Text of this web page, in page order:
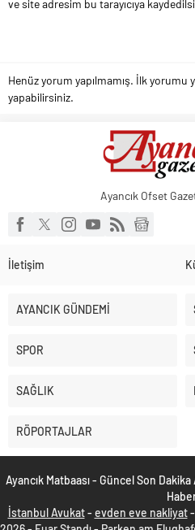
ve site adresim bu tarayıcıya
Henüz yorum yapılmamış. İlk yorumu
yapabilirsiniz.
Ayancık Ofset
İletişim
AYANCIK GÜNDEMİ
SPOR
SAĞLIK
RÖPORTAJLAR
Ayancık Matbaası - Güncel Son
İstanbul Avukat- evden eve nakliyat-